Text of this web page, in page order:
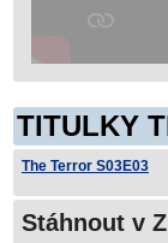
TITULKY
The Terror S03E03
Stáhnout v